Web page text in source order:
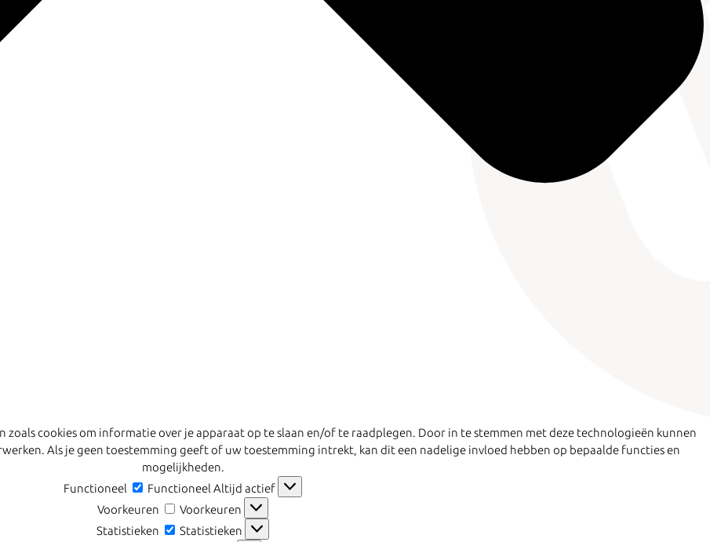
cookies om informatie over je apparaat op te slaan en/of te raadplegen. Door in te stemmen met deze technologieën kunnen
Als je geen toestemming geeft of uw toestemming intrekt, kan dit een nadelige invloed hebben op bepaalde functies en
mogelijkheden.
Functioneel
Functioneel Altijd actief
Voorkeuren
Voorkeuren
Statistieken
Statistieken